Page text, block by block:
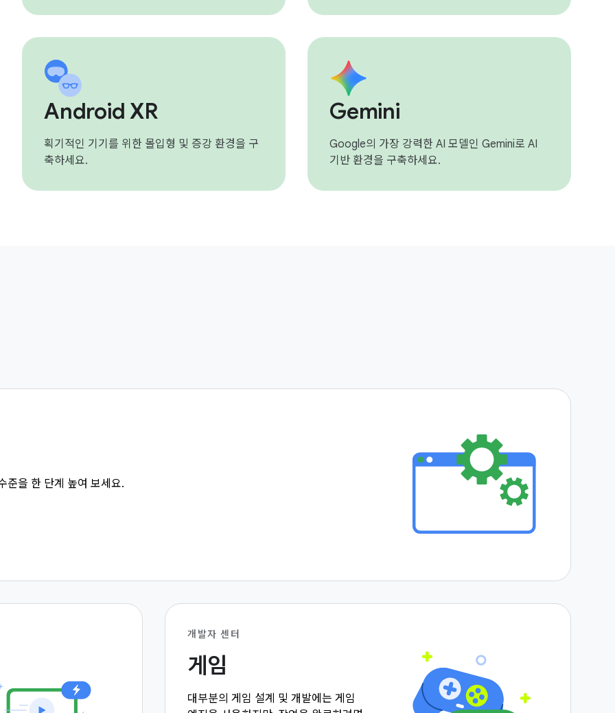
Android XR
획기적인 기기를 위한 몰입형 및 증강 환경을 구
축하세요.
Gemini
Google의 가장 강력한 AI 모델인 Gemini로 AI
기반 환경을 구축하세요.
준을 한 단계 높여 보세요.
개발자 센터
게임
대부분의 게임 설계 및 개발에는 게임